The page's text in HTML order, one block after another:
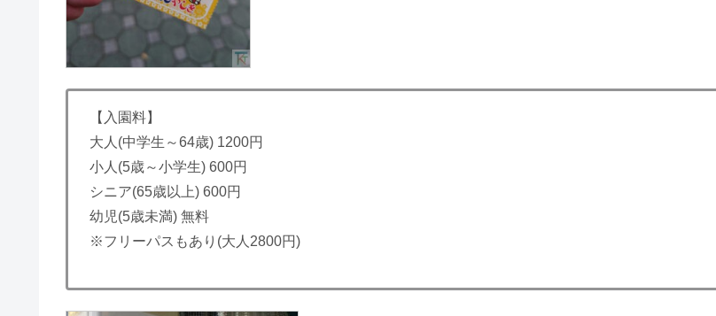
【入園料】
大人(中学生～64歳) 1200円
小人(5歳～小学生) 600円
シニア(65歳以上) 600円
幼児(5歳未満) 無料
※フリーパスもあり(大人2800円)